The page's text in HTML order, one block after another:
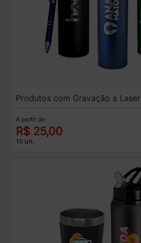
Produtos com Gravação a Laser
A partir de:
R$ 25,00
10 un.